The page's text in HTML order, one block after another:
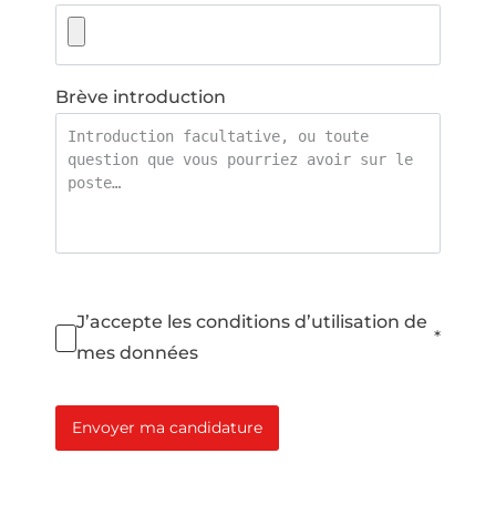
Brève introduction
J’accepte les conditions d’utilisation de
mes données
*
Envoyer ma candidature